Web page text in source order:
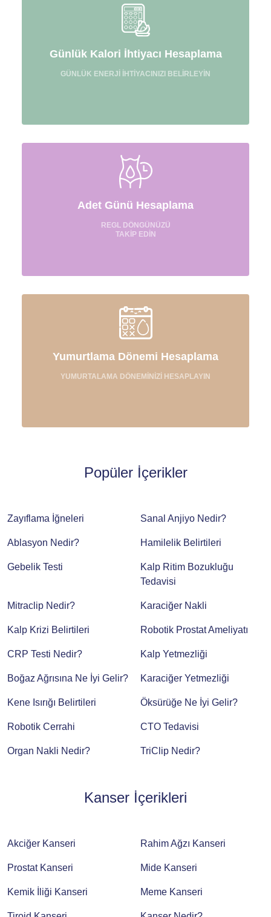
Günlük Kalori İhtiyacı Hesaplama
GÜNLÜK ENERJİ İHTİYACINIZI BELİRLEYİN
Adet Günü Hesaplama
REGL DÖNGÜNÜZÜ
TAKİP EDİN
Yumurtlama Dönemi Hesaplama
YUMURTALAMA DÖNEMİNİZİ HESAPLAYIN
Popüler İçerikler
Zayıflama İğneleri Sanal Anjiyo Nedir?
Ablasyon Nedir? Hamilelik Belirtileri
Gebelik Testi
Kalp Ritim Bozukluğu
Tedavisi
Mitraclip Nedir? Karaciğer Nakli
Kalp Krizi Belirtileri Robotik Prostat Ameliyatı
CRP Testi Nedir? Kalp Yetmezliği
Boğaz Ağrısına Ne İyi Gelir? Karaciğer Yetmezliği
Kene Isırığı Belirtileri Öksürüğe Ne İyi Gelir?
Robotik Cerrahi CTO Tedavisi
Organ Nakli Nedir? TriClip Nedir?
Kanser İçerikleri
Akciğer Kanseri Rahim Ağzı Kanseri
Prostat Kanseri Mide Kanseri
Kemik İliği Kanseri Meme Kanseri